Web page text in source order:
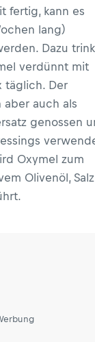
fertig, kann es
lang)
Dazu
verdünnt mit
täglich. Der
aber auch als
genossen
Oxymel zum
Olivenöl, Salz